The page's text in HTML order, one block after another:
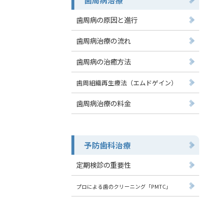
歯周病の原因と進行
歯周病治療の流れ
歯周病の治癒方法
歯周組織再生療法（エムドゲイン）
歯周病治療の料金
予防歯科治療
定期検診の重要性
プロによる歯のクリーニング「PMTC」